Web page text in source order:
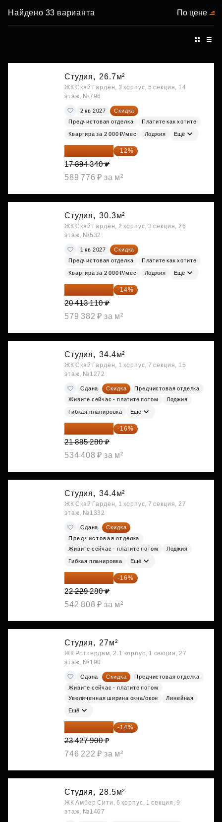
Найдено 33 варианта По цене
Студия, 26.7м²
ЖК Скай Гарден, 3 корпус, 5 секция, 14
этаж, №796
2 кв 2027
Скидка
Предчистовая отделка
Платите как хотите
Квартира за 2 000 ₽/мес Лоджия Ещё
15 747 019 ₽ -12%
17 894 340 ₽
589 776 ₽ за м²
Студия, 30.3м²
ЖК Скай Гарден, 2 корпус, 3 секция, 26
этаж, №532
1 кв 2027
Скидка
Предчистовая отделка
Платите как хотите
Квартира за 2 000 ₽/мес Лоджия Ещё
17 555 275 ₽ -14%
20 413 110 ₽
579 382 ₽ за м²
Студия, 34.4м²
ЖК Скай Гарден, 1 корпус, 7 секция, 15
этаж, №1272
Сдана Скидка
Предчистовая отделка
Живите сейчас - платите потом
Лоджия
Гибкая планировка Ещё
18 383 635 ₽ -16%
21 885 280 ₽
534 408 ₽ за м²
Студия, 34.4м²
ЖК Скай Гарден, 1 корпус, 7 секция, 27
этаж, №1332
Сдана
Скидка
Предчистовая отделка
Живите сейчас - платите потом
Лоджия
Гибкая планировка Ещё
18 672 595 ₽ -16%
22 229 280 ₽
542 808 ₽ за м²
Студия, 27м²
ЖК Роттердам, 2.1 корпус, 1 секция, 27
этаж, №190
Сдана Скидка
Предчистовая отделка
Живите сейчас - платите потом
Увеличенная ширина окна/окон
Линейная
Ещё
20 147 994 ₽ -14%
23 427 900 ₽
746 222 ₽ за м²
Студия, 28.5м²
ЖК Амбер Сити, 6 корпус, 1 секция, 9
этаж, №1467